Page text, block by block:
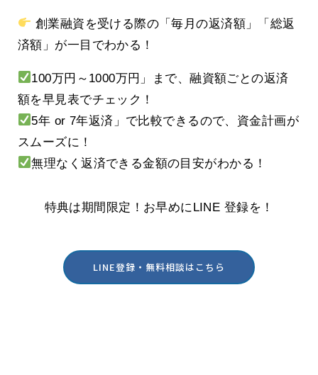
創業融資を受ける際の「毎月の返済額」「総返
済額」が一目でわかる！
100万円～1000万円」まで、融資額ごとの返済
額を早見表でチェック！
5年 or 7年返済」で比較できるので、資金計画が
スムーズに！
無理なく返済できる金額の目安がわかる！
特典は期間限定！お早めにLINE 登録を！
LINE登録・無料相談はこちら